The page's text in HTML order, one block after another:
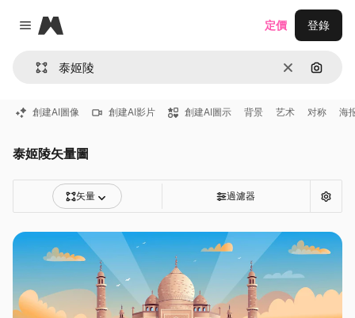
Close menu
Magnific
清除 通過圖
定價 登錄
創建AI圖像 創建AI影片 創建AI圖示 背景 艺术 对称 海
泰姬陵矢量圖
矢量 過濾器